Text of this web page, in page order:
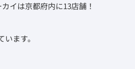
イは京都府内に13店舗！
ます。